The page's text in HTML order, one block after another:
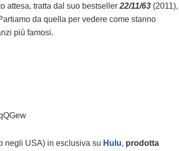
attesa, tratta dal suo bestseller 22/11/63 (2011),
da quella per vedere come stanno
più famosi.
negli USA) in esclusiva su Hulu, prodotta